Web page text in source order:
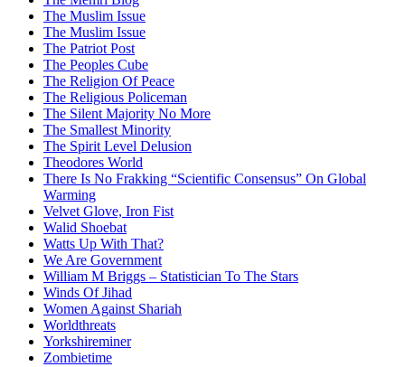
The Muslim Issue
The Muslim Issue
The Patriot Post
The Peoples Cube
The Religion Of Peace
The Religious Policeman
The Silent Majority No More
The Smallest Minority
The Spirit Level Delusion
Theodores World
There Is No Frakking “Scientific Consensus” On Global
Warming
Velvet Glove, Iron Fist
Walid Shoebat
Watts Up With That?
We Are Government
William M Briggs – Statistician To The Stars
Winds Of Jihad
Women Against Shariah
Worldthreats
Yorkshireminer
Zombietime